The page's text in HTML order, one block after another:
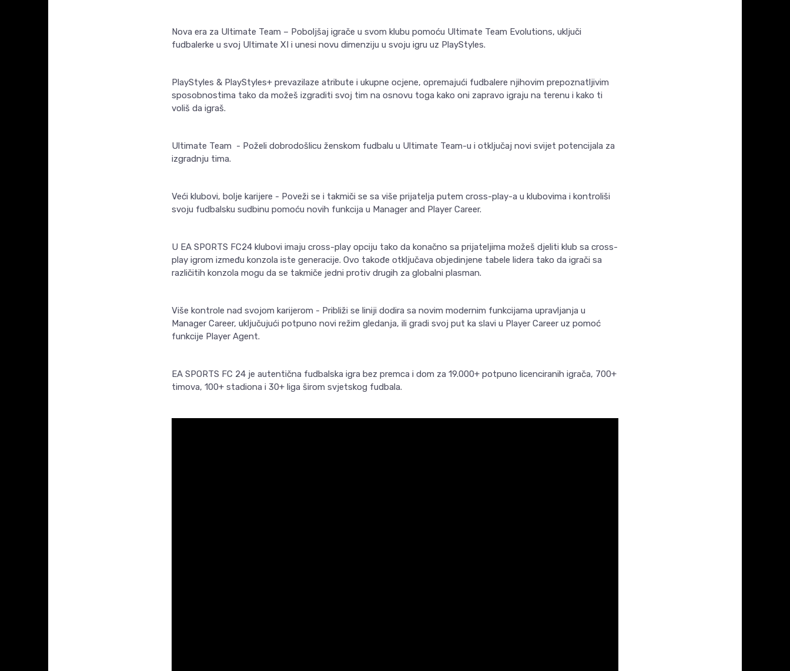
Nova era za Ultimate Team – Poboljšaj igrače u svom klubu pomoću Ultimate Team Evolutions, uključi
fudbalerke u svoj Ultimate XI i unesi novu dimenziju u svoju igru uz PlayStyles.
PlayStyles & PlayStyles+ prevazilaze atribute i ukupne ocjene, opremajući fudbalere njihovim prepoznatljivim
sposobnostima tako da možeš izgraditi svoj tim na osnovu toga kako oni zapravo igraju na terenu i kako ti
voliš da igraš.
Ultimate Team - Poželi dobrodošlicu ženskom fudbalu u Ultimate Team-u i otključaj novi svijet potencijala za
izgradnju tima.
Veći klubovi, bolje karijere - Poveži se i takmiči se sa više prijatelja putem cross-play-a u klubovima i kontroliši
svoju fudbalsku sudbinu pomoću novih funkcija u Manager and Player Career.
U EA SPORTS FC24 klubovi imaju cross-play opciju tako da konačno sa prijateljima možeš djeliti klub sa cross-
play igrom između konzola iste generacije. Ovo takođe otključava objedinjene tabele lidera tako da igrači sa
različitih konzola mogu da se takmiče jedni protiv drugih za globalni plasman.
Više kontrole nad svojom karijerom - Približi se liniji dodira sa novim modernim funkcijama upravljanja u
Manager Career, uključujući potpuno novi režim gledanja, ili gradi svoj put ka slavi u Player Career uz pomoć
funkcije Player Agent.
EA SPORTS FC 24 je autentična fudbalska igra bez premca i dom za 19.000+ potpuno licenciranih igrača, 700+
timova, 100+ stadiona i 30+ liga širom svjetskog fudbala.